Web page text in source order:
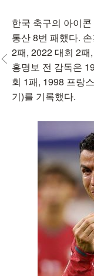
한국 축구의 아이
통산 8번 패했다.
2패, 2022 대회 2
홍명보 전 감독은
회 1패, 1998 프랑
기)를 기록했다.